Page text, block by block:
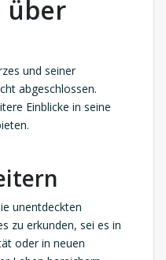
über
und seiner
abgeschlossen.
Einblicke in seine
unentdeckten
zu erkunden, sei es in
oder in neuen